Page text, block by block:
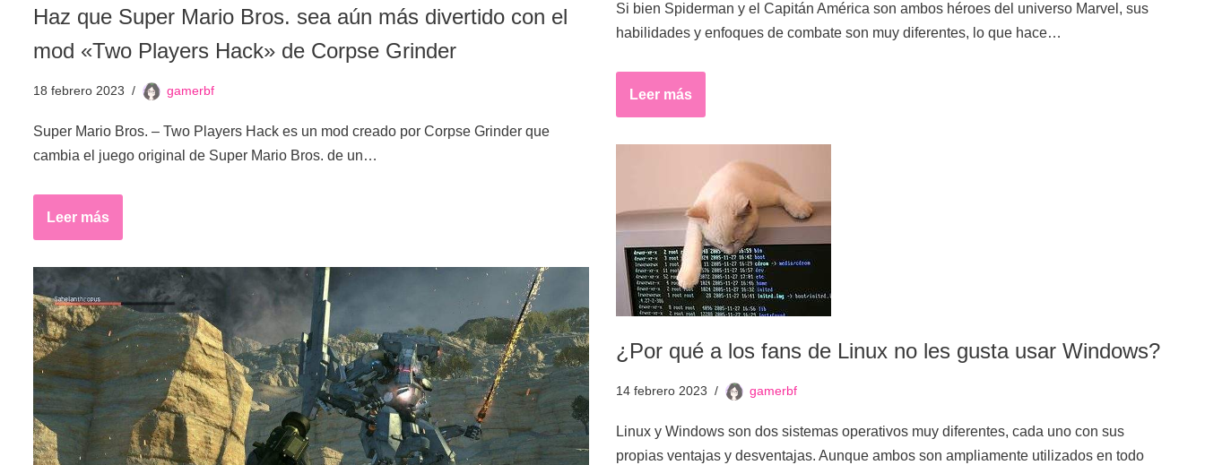
Haz que Super Mario Bros. sea aún más divertido con el
mod «Two Players Hack» de Corpse Grinder
18 febrero 2023 gamerbf
Super Mario Bros. – Two Players Hack es un mod creado por Corpse Grinder que
cambia el juego original de Super Mario Bros. de un…
Leer más
Si bien Spiderman y el Capitán América son ambos héroes del universo Marvel, sus
habilidades y enfoques de combate son muy diferentes, lo que hace…
Leer más
¿Por qué a los fans de Linux no les gusta usar Windows?
14 febrero 2023 gamerbf
Linux y Windows son dos sistemas operativos muy diferentes, cada uno con sus
propias ventajas y desventajas. Aunque ambos son ampliamente utilizados en todo